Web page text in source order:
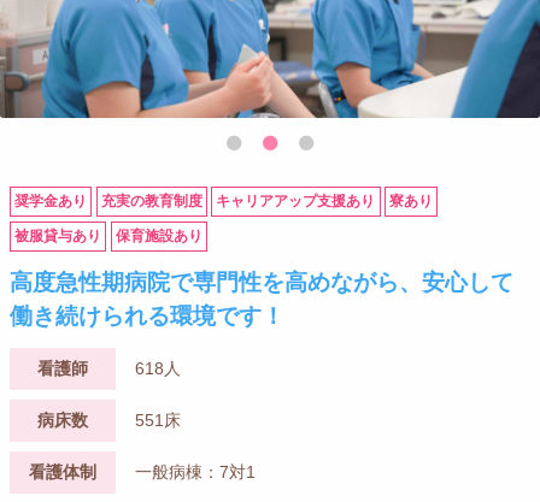
奨学金あり 充実の教育制度 キャリアアップ支援あり 寮あり
被服貸与あり 保育施設あり
高度急性期病院で専門性を高めながら、安心して
働き続けられる環境です！
看護師 618人
病床数 551床
看護体制 一般病棟：7対1